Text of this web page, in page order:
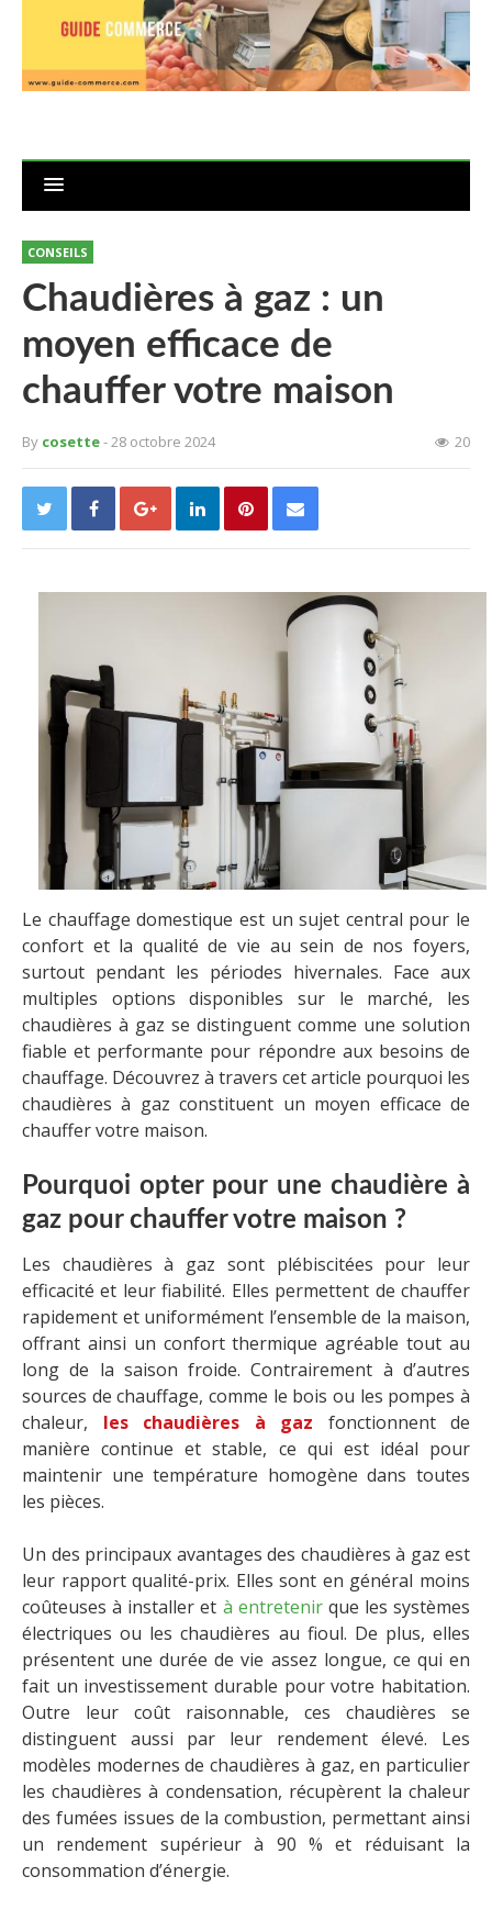
CONSEILS
Chaudières à gaz : un
moyen efficace de
chauffer votre maison
By cosette- 28 octobre 2024 20
Le chauffage domestique est un sujet central pour le
confort et la qualité de vie au sein de nos foyers,
surtout pendant les périodes hivernales. Face aux
multiples options disponibles sur le marché, les
chaudières à gaz se distinguent comme une solution
fiable et performante pour répondre aux besoins de
chauffage. Découvrez à travers cet article pourquoi les
chaudières à gaz constituent un moyen efficace de
chauffer votre maison.
Pourquoi opter pour une chaudière à
gaz pour chauffer votre maison ?
Les chaudières à gaz sont plébiscitées pour leur
efficacité et leur fiabilité. Elles permettent de chauffer
rapidement et uniformément l’ensemble de la maison,
offrant ainsi un confort thermique agréable tout au
long de la saison froide. Contrairement à d’autres
sources de chauffage, comme le bois ou les pompes à
chaleur, les chaudières à gaz fonctionnent de
manière continue et stable, ce qui est idéal pour
maintenir une température homogène dans toutes
les pièces.
Un des principaux avantages des chaudières à gaz est
leur rapport qualité-prix. Elles sont en général moins
coûteuses à installer et à entretenirque les systèmes
électriques ou les chaudières au fioul. De plus, elles
présentent une durée de vie assez longue, ce qui en
fait un investissement durable pour votre habitation.
Outre leur coût raisonnable, ces chaudières se
distinguent aussi par leur rendement élevé. Les
modèles modernes de chaudières à gaz, en particulier
les chaudières à condensation, récupèrent la chaleur
des fumées issues de la combustion, permettant ainsi
un rendement supérieur à 90 % et réduisant la
consommation d’énergie.